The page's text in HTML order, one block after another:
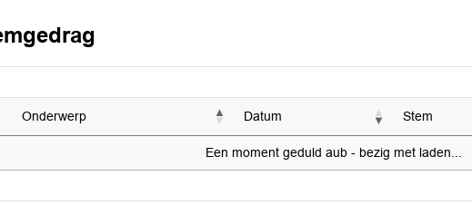
Onderwerp Datum Stem
Een moment geduld aub - bezig met laden...